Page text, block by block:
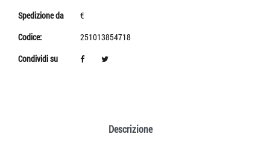
Spedizione da
€
Codice:
251013854718
Condividi su
Descrizione